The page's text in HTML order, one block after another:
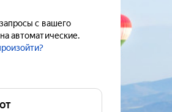
с вашего
автоматические.